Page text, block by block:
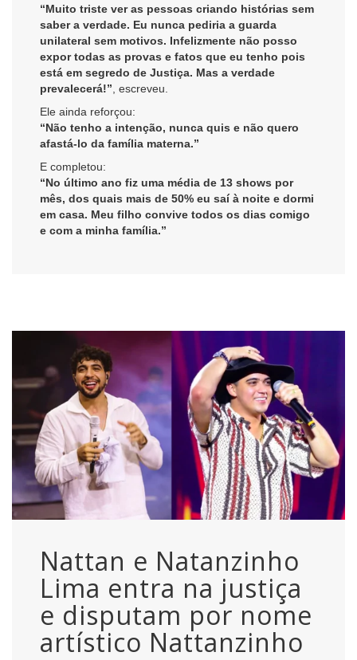
“Muito triste ver as pessoas criando histórias sem
saber a verdade. Eu nunca pediria a guarda
unilateral sem motivos. Infelizmente não posso
expor todas as provas e fatos que eu tenho pois
está em segredo de Justiça. Mas a verdade
prevalecerá!” , escreveu.
Ele ainda reforçou:
“Não tenho a intenção, nunca quis e não quero
afastá-lo da família materna.”
E completou:
“No último ano fiz uma média de 13 shows por
mês, dos quais mais de 50% eu saí à noite e dormi
em casa. Meu filho convive todos os dias comigo
e com a minha família.”
Nattan e Natanzinho
Lima entra na justiça
e disputam por nome
artístico Nattanzinho